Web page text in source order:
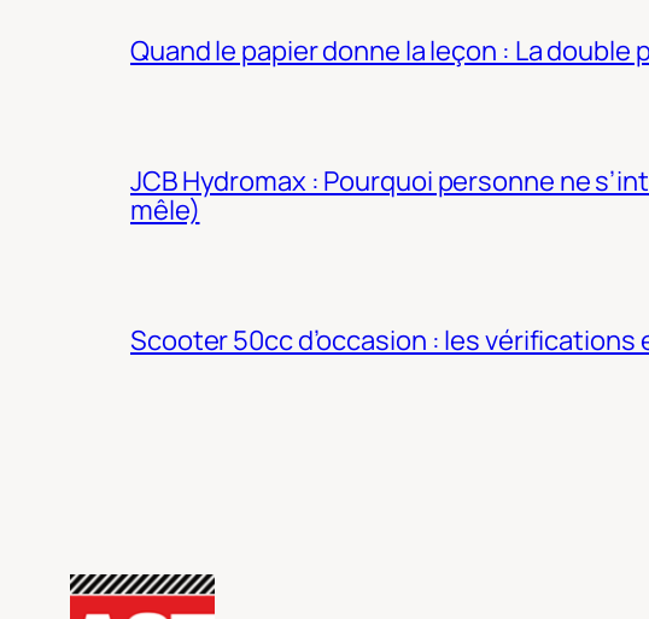
Quand le papier donne la leçon : La
JCB Hydromax : Pourquoi personne ne
mêle)
Scooter 50cc d’occasion : les